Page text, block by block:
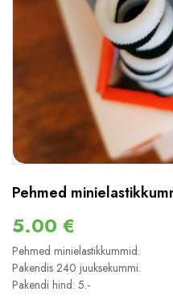
Pehmed
5.00 €
Pehmed minielastikkummid.
Pakendis 240 juuksekummi.
Pakendi hind: 5.-